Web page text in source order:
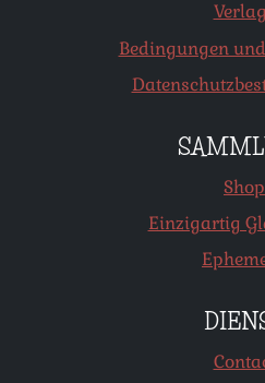
Bedingungen
Shop
Einzigartig